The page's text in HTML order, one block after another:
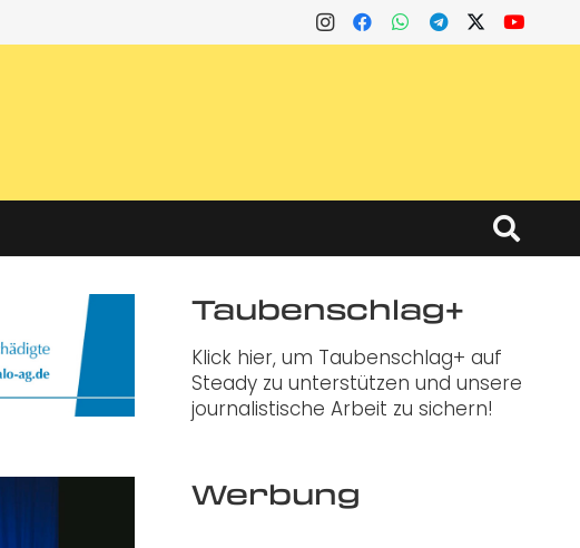
Taubenschlag+
Klick hier, um Taubenschlag+ auf
Steady zu unterstützen und unsere
journalistische Arbeit zu sichern!
Werbung